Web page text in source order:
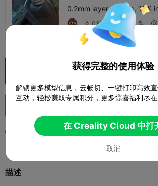
0.2mm layer, 2 walls, 15%
 03h 28m 1 盘 
在 Creality Cloud 中打开
助力
 2025-11-03 702 46
描述
获得完整的使用体验
解锁更多模型信息，云畅切、一键打印高效
互动，轻松赚取专属积分，更多惊喜福利尽
在 Creality Cloud 中打
取消